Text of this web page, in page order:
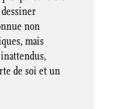
non
mais
de soi et un